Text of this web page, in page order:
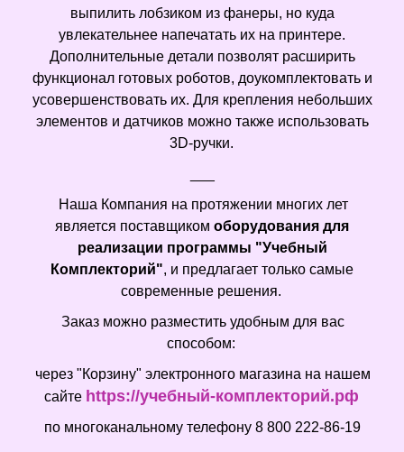
выпилить лобзиком из фанеры, но куда
увлекательнее напечатать их на принтере.
Дополнительные детали позволят расширить
функционал готовых роботов, доукомплектовать и
усовершенствовать их. Для крепления небольших
элементов и датчиков можно также использовать
3D-ручки.
Наша Компания на протяжении многих лет
является поставщиком оборудования для
реализации программы "Учебный
Комплекторий", и предлагает только самые
современные решения.
Заказ можно разместить удобным для вас
способом:
через "Корзину" электронного магазина на нашем
сайте https://учебный-комплекторий.рф
по многоканальному телефону 8 800 222-86-19